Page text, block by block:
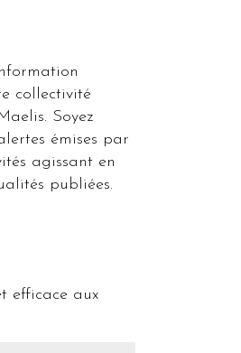
collectivité
Soyez
émises par
agissant en
publiées.
efficace aux